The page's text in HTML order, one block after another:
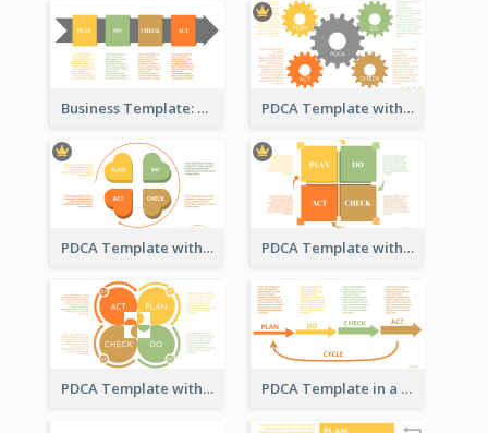
Business Template: PDCA in a Flow PDCA Template with Gears
PDCA Template with Hearts PDCA Template with Squares
PDCA Template with Ovals PDCA Template in a Timeline